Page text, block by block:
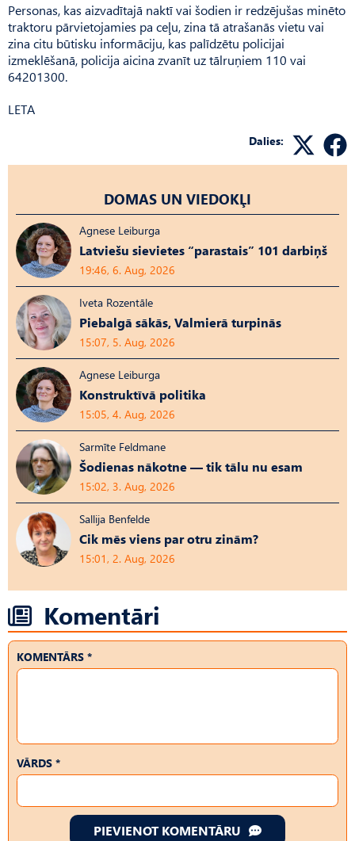
Personas, kas aizvadītajā naktī vai šodien ir redzējušas minēto
traktoru pārvietojamies pa ceļu, zina tā atrašanās vietu vai
zina citu būtisku informāciju, kas palīdzētu policijai
izmeklēšanā, policija aicina zvanīt uz tālruņiem 110 vai
64201300.
LETA
Dalies:
DOMAS UN VIEDOKĻI
Agnese Leiburga
Latviešu sievietes “parastais” 101 darbiņš
19:46, 6. Aug, 2026
Iveta Rozentāle
Piebalgā sākās, Valmierā turpinās
15:07, 5. Aug, 2026
Agnese Leiburga
Konstruktīvā politika
15:05, 4. Aug, 2026
Sarmīte Feldmane
Šodienas nākotne — tik tālu nu esam
15:02, 3. Aug, 2026
Sallija Benfelde
Cik mēs viens par otru zinām?
15:01, 2. Aug, 2026
Komentāri
KOMENTĀRS *
VĀRDS *
PIEVIENOT KOMENTĀRU